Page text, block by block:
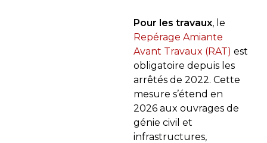
Pour les travaux, le
Repérage Amiante
Avant Travaux (RAT) est
obligatoire depuis les
arrêtés de 2022. Cette
mesure s’étend en
2026 aux ouvrages de
génie civil et
infrastructures,